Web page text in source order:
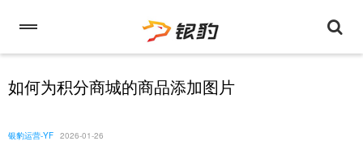
如何为积分商城的商品添加图片
银豹运营-YF 2026-01-26